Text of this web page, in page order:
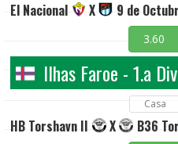
El Nacional X 9 de
3.60
Ilhas Faroe - 1.a
Casa
HB Torshavn II X B36